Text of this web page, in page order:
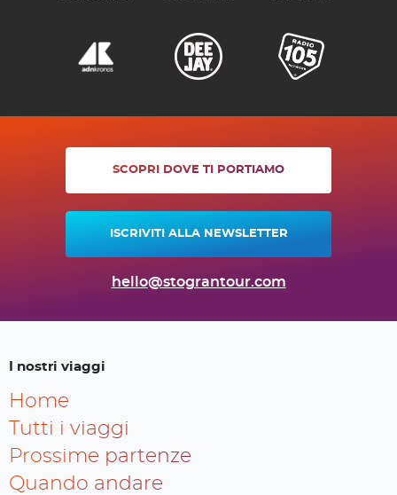
SCOPRI DOVE TI PORTIAMO
ISCRIVITI ALLA NEWSLETTER
hello@stograntour.com
I nostri viaggi
Home
Tutti i viaggi
Prossime partenze
Quando andare